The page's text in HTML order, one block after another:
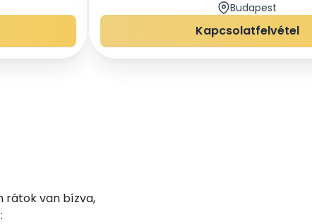
Budapest
Kapcsolatfelvétel
rátok van bízva,